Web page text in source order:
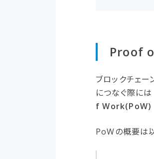
Proof
ブロックチェー
につなぐ際には
f Work(PoW)
PoWの概要は